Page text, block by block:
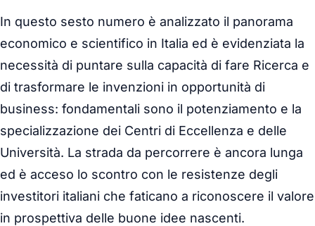
In questo sesto numero è analizzato il panorama
economico e scientifico in Italia ed è evidenziata la
necessità di puntare sulla capacità di fare Ricerca e
di trasformare le invenzioni in opportunità di
business: fondamentali sono il potenziamento e la
specializzazione dei Centri di Eccellenza e delle
Università. La strada da percorrere è ancora lunga
ed è acceso lo scontro con le resistenze degli
investitori italiani che faticano a riconoscere il valore
in prospettiva delle buone idee nascenti.